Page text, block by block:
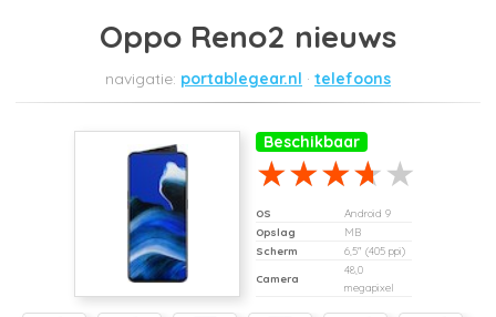
Oppo Reno2 nieuws
portablegear.nl telefoons
Beschikbaar
OS
Android 9
Opslag
MB
Scherm
6,5" (405 ppi)
Camera
48,0
megapixel